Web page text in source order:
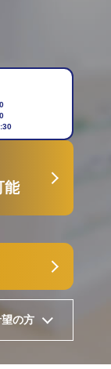
能
の方